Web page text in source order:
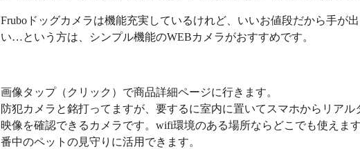
Fruboドッグカメラは機能充実しているけれど、いいお値段だから手が
い…という方は、シンプル機能のWEBカメラがおすすめです。
画像タップ（クリック）で商品詳細ページに行きます。
防犯カメラと銘打ってますが、要するに室内に置いてスマホからリアル
映像を確認できるカメラです。wifi環境のある場所ならどこでも使えま
番中のペットの見守りに活用できます。